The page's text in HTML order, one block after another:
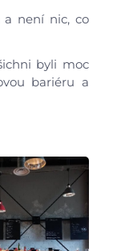
a není nic, co
byli moc
bariéru a